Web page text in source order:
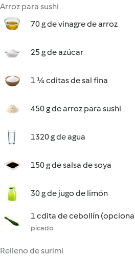
Arroz para sushi
70 g de vinagre de arroz
25 g de azúcar
1 ¼ cditas de sal fina
450 g de arroz para sushi
1320 g de agua
150 g de salsa de soya
30 g de jugo de limón
1 cdita de cebollín
picado
Relleno de surimi